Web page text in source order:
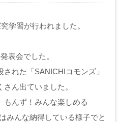
学習が行われました。
表会でした。
れた「SANICHIコモンズ」
ん出ていました。
もんず！みんな楽しめる
みんな納得している様子でと